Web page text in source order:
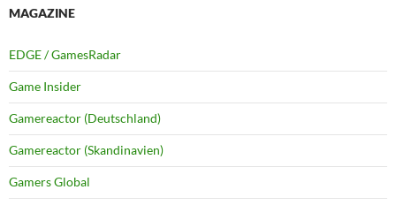
MAGAZINE
EDGE / GamesRadar
Game Insider
Gamereactor (Deutschland)
Gamereactor (Skandinavien)
Gamers Global